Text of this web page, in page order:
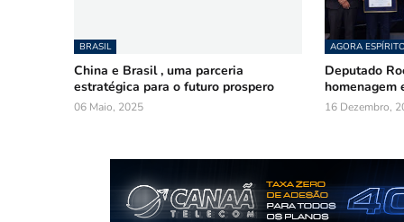
BRASIL
China e Brasil , uma parceria
estratégica para o futuro prospero
06 Maio, 2025
AGORA
Deputado
homenagem
16 Dezembro,